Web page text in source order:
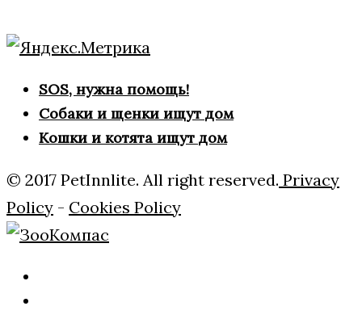
SOS, нужна помощь!
Собаки и щенки ищут дом
Кошки и котята ищут дом
© 2017 PetInnlite. All right reserved. Privacy
Policy - Cookies Policy